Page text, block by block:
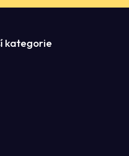
kategorie